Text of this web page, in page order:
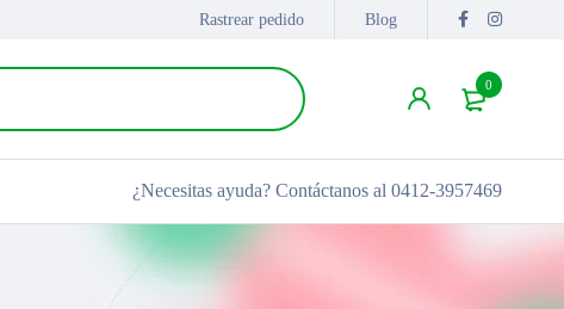
Rastrear pedido Blog
0
¿Necesitas ayuda? Contáctanos al 0412-3957469